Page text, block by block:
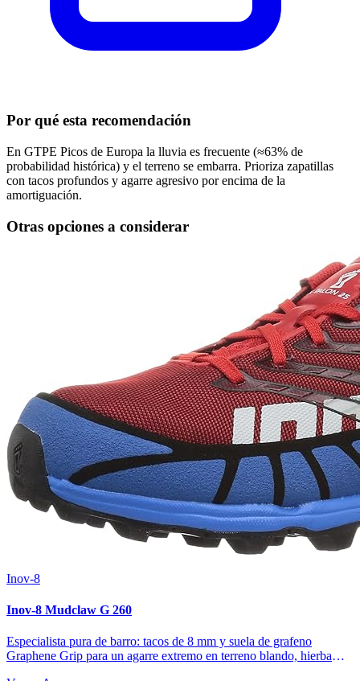
Por qué esta recomendación
En GTPE Picos de Europa la lluvia es frecuente (≈63% de
probabilidad histórica) y el terreno se embarra. Prioriza zapatillas
con tacos profundos y agarre agresivo por encima de la
amortiguación.
Otras opciones a considerar
Inov-8
Inov-8 Mudclaw G 260
Especialista pura de barro: tacos de 8 mm y suela de grafeno
Graphene Grip para un agarre extremo en terreno blando, hierba